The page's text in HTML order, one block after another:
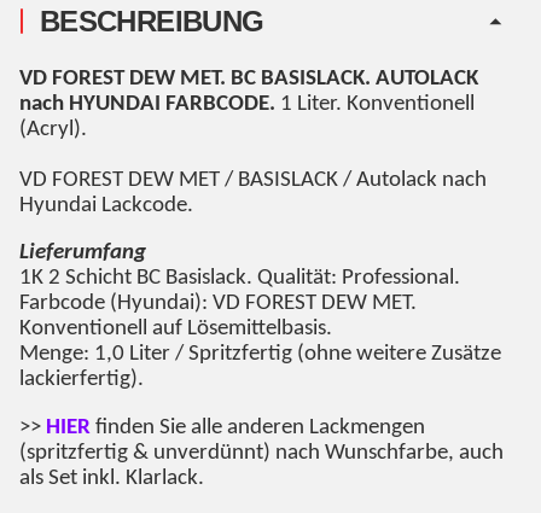
BESCHREIBUNG
VD FOREST DEW MET. BC BASISLACK. AUTOLACK
nach HYUNDAI FARBCODE. 1 Liter. Konventionell
(Acryl).
VD FOREST DEW MET / BASISLACK / Autolack nach
Hyundai Lackcode.
Lieferumfang
1K 2 Schicht BC Basislack. Qualität: Professional.
Farbcode (Hyundai): VD FOREST DEW MET.
Konventionell auf Lösemittelbasis.
Menge: 1,0 Liter / Spritzfertig (ohne weitere Zusätze
lackierfertig).
>> HIER finden Sie alle anderen Lackmengen
(spritzfertig & unverdünnt) nach Wunschfarbe, auch
als Set inkl. Klarlack.